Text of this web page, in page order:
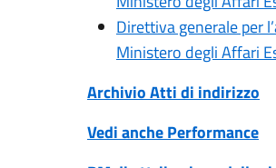
Direttiva generale per
Ministero degli Affari
Archivio Atti di indirizzo
Vedi anche Performance